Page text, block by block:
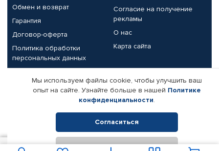
Обмен и возврат
Гарантия
Договор-оферта
Политика обработки
персональных данных
Согласие на получение
рекламы
О нас
Карта сайта
Партнерам
Корпоративным клиентам
Поставщикам
Реквизиты компании
© КАМАЗ ЦЕНТР ДОНЕЦК, 2015-2026. Все права защищены.
Мы используем файлы cookie, чтобы улучшить ваш
опыт на сайте. Узнайте больше в нашей Политике
конфиденциальности.
Согласиться
Отклонить